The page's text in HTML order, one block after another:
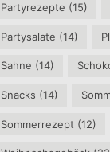
Partyrezepte (15)
Partysalate (14)
Sahne (14)
Snacks (14)
Sommerrezept (12)